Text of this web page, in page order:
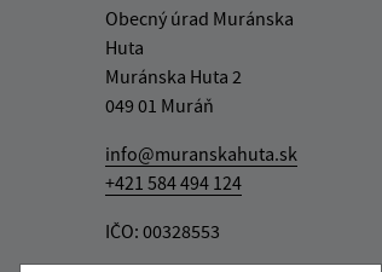
Obecný úrad Muránska
Huta
Muránska Huta 2
049 01 Muráň
info@muranskahuta.sk
+421 584 494 124
IČO: 00328553